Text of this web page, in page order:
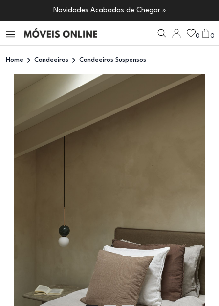
Novidades Acabadas de Chegar »
0 0
Home Candeeiros Candeeiros Suspensos